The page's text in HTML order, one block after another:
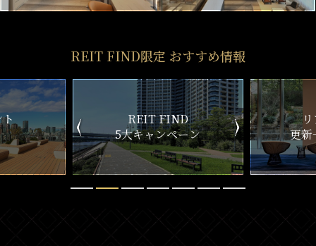
REIT FIND限定 おすすめ情報
ン
リアルタイム
更新一覧チェック
新